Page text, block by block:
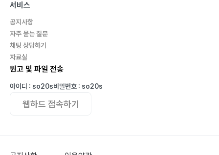
서비스
공지사항
자주 묻는 질문
채팅 상담하기
자료실
원고 및 파일 전송
아이디 : so20s비밀번호 : so20s
웹하드 접속하기